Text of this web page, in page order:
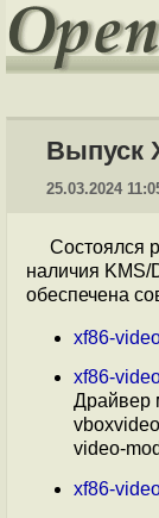
Выпуск
25.03.2024
Состоялся
наличия
обеспечена
xf86-
xf86-
Драйвер
video-
xf86-